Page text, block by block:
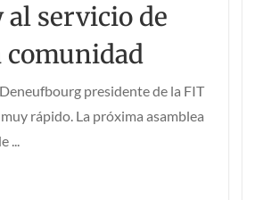
servicio de
comunidad
presidente de la FIT
rápido. La próxima asamblea
...